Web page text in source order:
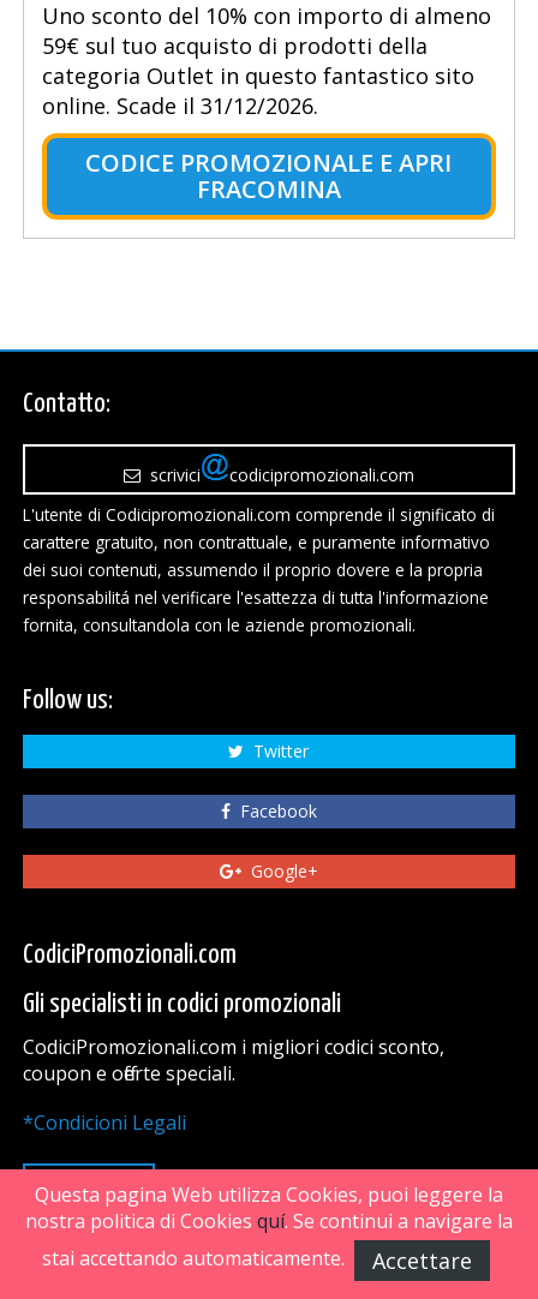
Uno sconto del 10% con importo di almeno
59€ sul tuo acquisto di prodotti della
categoria Outlet in questo fantastico sito
online. Scade il 31/12/2026.
CODICE PROMOZIONALE E APRI
FRACOMINA
Contatto:
scrivici
codicipromozionali.com
L'utente di Codicipromozionali.com comprende il significato di
carattere gratuito, non contrattuale, e puramente informativo
dei suoi contenuti, assumendo il proprio dovere e la propria
responsabilitá nel verificare l'esattezza di tutta l'informazione
fornita, consultandola con le aziende promozionali.
Follow us:
Twitter
Facebook
Google+
CodiciPromozionali.com
Gli specialisti in codici promozionali
CodiciPromozionali.com i migliori codici sconto,
coupon e offerte speciali.
*Condicioni Legali
VAI SU
FiveDoors Network 2018
Questa pagina Web utilizza Cookies, puoi leggere la
nostra politica di Cookies quí. Se continui a navigare la
stai accettando automaticamente.
Accettare